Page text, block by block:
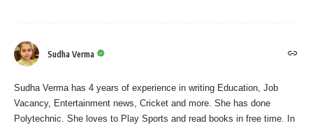
Sudha Verma
Sudha Verma has 4 years of experience in writing Education, Job
Vacancy, Entertainment news, Cricket and more. She has done
Polytechnic. She loves to Play Sports and read books in free time. In